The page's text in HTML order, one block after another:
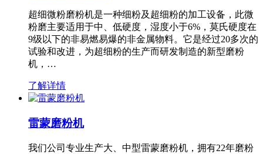
超细微粉磨粉机是一种细粉及超细粉的加工设备，此微
粉磨主要适用于中、低硬度，湿度小于6%，莫氏硬度在
9级以下的非易燃易爆的非金属物料。它是经过20多次的
试验和改进，为超细粉的生产而研发制造的新型磨粉
机，…
了解详情
雷蒙磨粉机
我们公司专业生产大、中型雷蒙磨粉机，拥有22年磨粉